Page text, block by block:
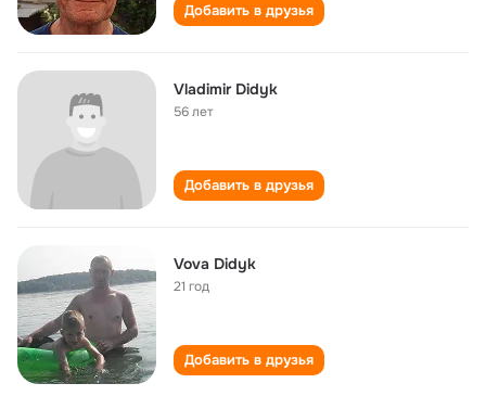
Добавить в друзья
Vladimir Didyk
56 лет
Добавить в друзья
Vova Didyk
21 год
Добавить в друзья